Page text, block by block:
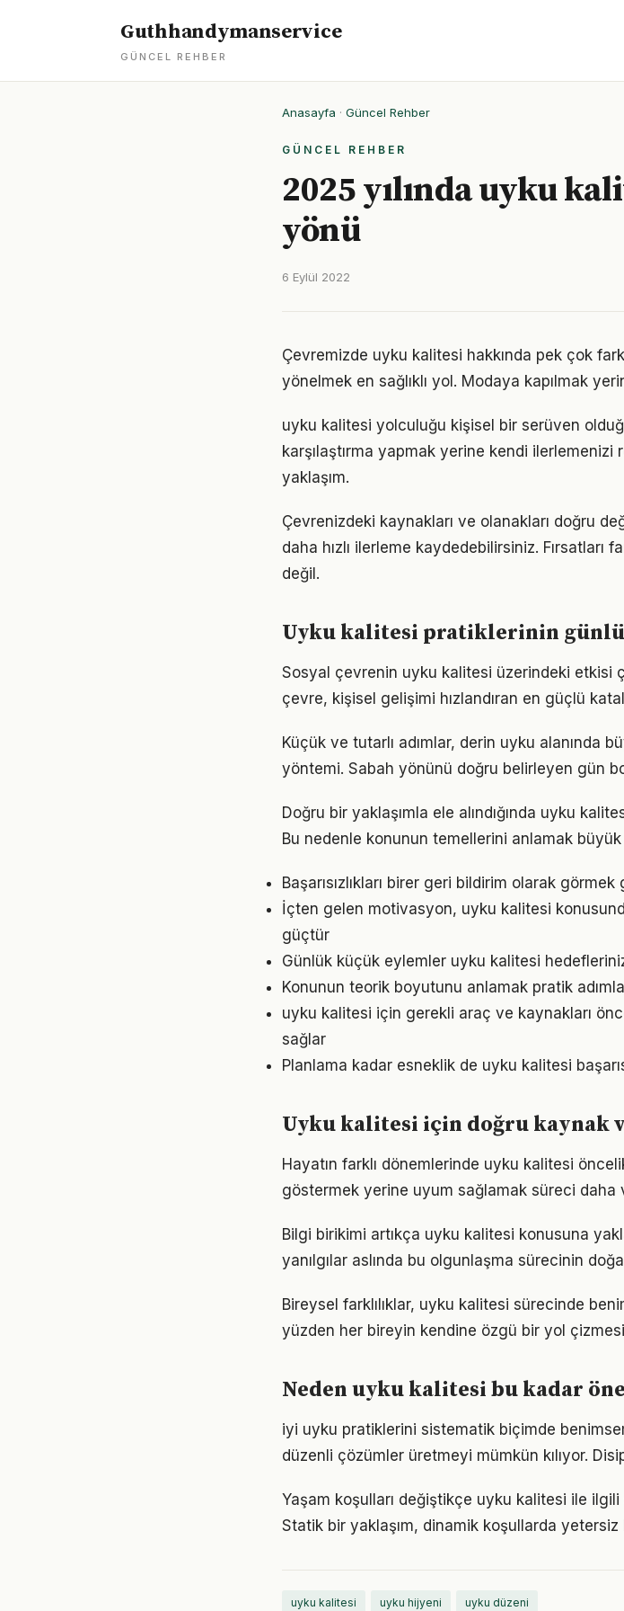
Guthhandymanservice
GÜNCEL REHBER
Anasayfa · Güncel Rehber
GÜNCEL REHBER
2025 yılında uyku
yönü
6 Eylül 2022
Çevremizde uyku kalitesi hakkında pek çok
yönelmek en sağlıklı yol. Modaya kapılmak
uyku kalitesi yolculuğu kişisel bir serüven
karşılaştırma yapmak yerine kendi ilerlemenizi
yaklaşım.
Çevrenizdeki kaynakları ve olanakları doğru
daha hızlı ilerleme kaydedebilirsiniz.
değil.
Uyku kalitesi pratiklerinin
Sosyal çevrenin uyku kalitesi üzerindeki etkisi
çevre, kişisel gelişimi hızlandıran en güçlü
Küçük ve tutarlı adımlar, derin uyku alanında
yöntemi. Sabah yönünü doğru belirleyen gün
Doğru bir yaklaşımla ele alındığında uyku
Bu nedenle konunun temellerini anlamak büyük
Başarısızlıkları birer geri bildirim olarak görmek
İçten gelen motivasyon, uyku kalitesi
güçtür
Günlük küçük eylemler uyku kalitesi
Konunun teorik boyutunu anlamak pratik
uyku kalitesi için gerekli araç ve kaynakları
sağlar
Planlama kadar esneklik de uyku kalitesi
Uyku kalitesi için doğru kaynak
Hayatın farklı dönemlerinde uyku kalitesi
göstermek yerine uyum sağlamak süreci daha
Bilgi birikimi artıkça uyku kalitesi konusuna
yanılgılar aslında bu olgunlaşma sürecinin
Bireysel farklılıklar, uyku kalitesi sürecinde
yüzden her bireyin kendine özgü bir yol
Neden uyku kalitesi bu kadar
iyi uyku pratiklerini sistematik biçimde
düzenli çözümler üretmeyi mümkün kılıyor.
Yaşam koşulları değiştikçe uyku kalitesi ile
Statik bir yaklaşım, dinamik koşullarda yetersiz
uyku kalitesi uyku hijyeni uyku düzeni